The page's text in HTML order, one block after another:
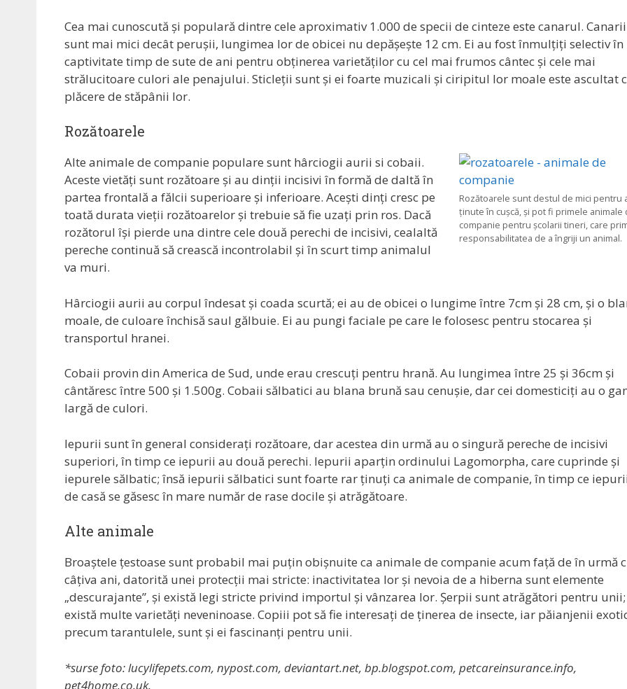
Cea mai cunoscută și populară dintre cele aproximativ 1.000 de specii de cinteze este canarul. Canarii
sunt mai mici decât perușii, lungimea lor de obicei nu depășește 12 cm. Ei au fost înmulțiți selectiv în
captivitate timp de sute de ani pentru obținerea varietăților cu cel mai frumos cântec și cele mai
strălucitoare culori ale penajului. Sticleții sunt și ei foarte muzicali și ciripitul lor moale este ascultat
plăcere de stăpânii lor.
Rozătoarele
Rozătoarele sunt destul de mici pentru
ținute în cușcă, și pot fi primele animale
companie pentru școlarii tineri, care
responsabilitatea de a îngriji un animal.
Alte animale de companie populare sunt hârciogii aurii si cobaii.
Aceste vietăți sunt rozătoare și au dinții incisivi în formă de daltă în
partea frontală a fălcii superioare și inferioare. Acești dinți cresc pe
toată durata vieții rozătoarelor și trebuie să fie uzați prin ros. Dacă
rozătorul își pierde una dintre cele două perechi de incisivi, cealaltă
pereche continuă să crească incontrolabil și în scurt timp animalul
va muri.
Hârciogii aurii au corpul îndesat și coada scurtă; ei au de obicei o lungime între 7cm și 28 cm, și o
moale, de culoare închisă saul gălbuie. Ei au pungi faciale pe care le folosesc pentru stocarea și
transportul hranei.
Cobaii provin din America de Sud, unde erau crescuți pentru hrană. Au lungimea între 25 și 36cm și
cântăresc între 500 și 1.500g. Cobaii sălbatici au blana brună sau cenușie, dar cei domesticiți au o
largă de culori.
Iepurii sunt în general considerați rozătoare, dar acestea din urmă au o singură pereche de incisivi
superiori, în timp ce iepurii au două perechi. Iepurii aparțin ordinului Lagomorpha, care cuprinde și
iepurele sălbatic; însă iepurii sălbatici sunt foarte rar ținuți ca animale de companie, în timp ce
de casă se găsesc în mare număr de rase docile și atrăgătoare.
Alte animale
Broaștele țestoase sunt probabil mai puțin obișnuite ca animale de companie acum față de în urmă
câțiva ani, datorită unei protecții mai stricte: inactivitatea lor și nevoia de a hiberna sunt elemente
„descurajante”, și există legi stricte privind importul și vânzarea lor. Șerpii sunt atrăgători pentru unii;
există multe varietăți neveninoase. Copiii pot să fie interesați de ținerea de insecte, iar păianjenii
precum tarantulele, sunt și ei fascinanți pentru unii.
*surse foto: lucylifepets.com, nypost.com, deviantart.net, bp.blogspot.com, petcareinsurance.info,
pet4home.co.uk.